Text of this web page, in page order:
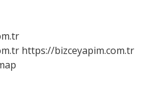
https://bizceyapim.com.tr